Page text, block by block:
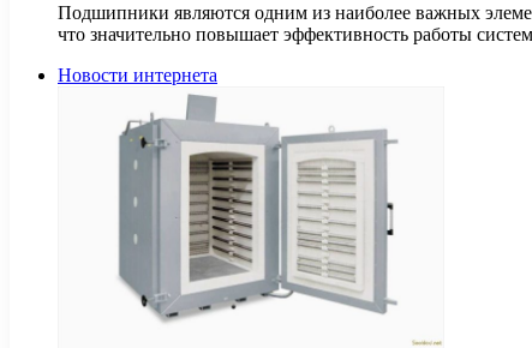
Подшипники являются одним из наиболее важных
что значительно повышает эффективность работы
Новости интернета